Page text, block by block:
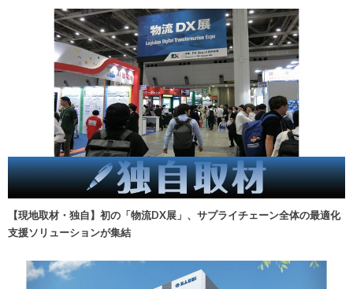
【現地取材・独自】初の「物流DX展」、サプライチェーン全体の最適化
支援ソリューションが集結